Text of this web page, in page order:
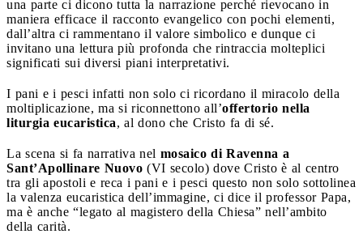
una parte ci dicono tutta la narrazione perché rievocano in
maniera efficace il racconto evangelico con pochi elementi,
dall’altra ci rammentano il valore simbolico e dunque ci
invitano una lettura più profonda che rintraccia molteplici
significati sui diversi piani interpretativi.
I pani e i pesci infatti non solo ci ricordano il miracolo della
moltiplicazione, ma si riconnettono all’offertorio nella
liturgia eucaristica, al dono che Cristo fa di sé.
La scena si fa narrativa nel mosaico di Ravenna a
Sant’Apollinare Nuovo (VI secolo) dove Cristo è al centro
tra gli apostoli e reca i pani e i pesci questo non solo sottolinea
la valenza eucaristica dell’immagine, ci dice il professor Papa,
ma è anche “legato al magistero della Chiesa” nell’ambito
della carità.